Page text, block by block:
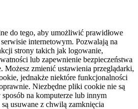
do tego, aby umożliwić prawidłowe
internetowym. Pozwalają na
strony takich jak logowanie,
lub zapewnienie bezpieczeństwa
Możesz zmienić ustawienia przeglądarki,
jednakże niektóre funkcjonalności
Niezbędne pliki cookie nie są
na komputerze lub innym
usuwane z chwilą zamknięcia